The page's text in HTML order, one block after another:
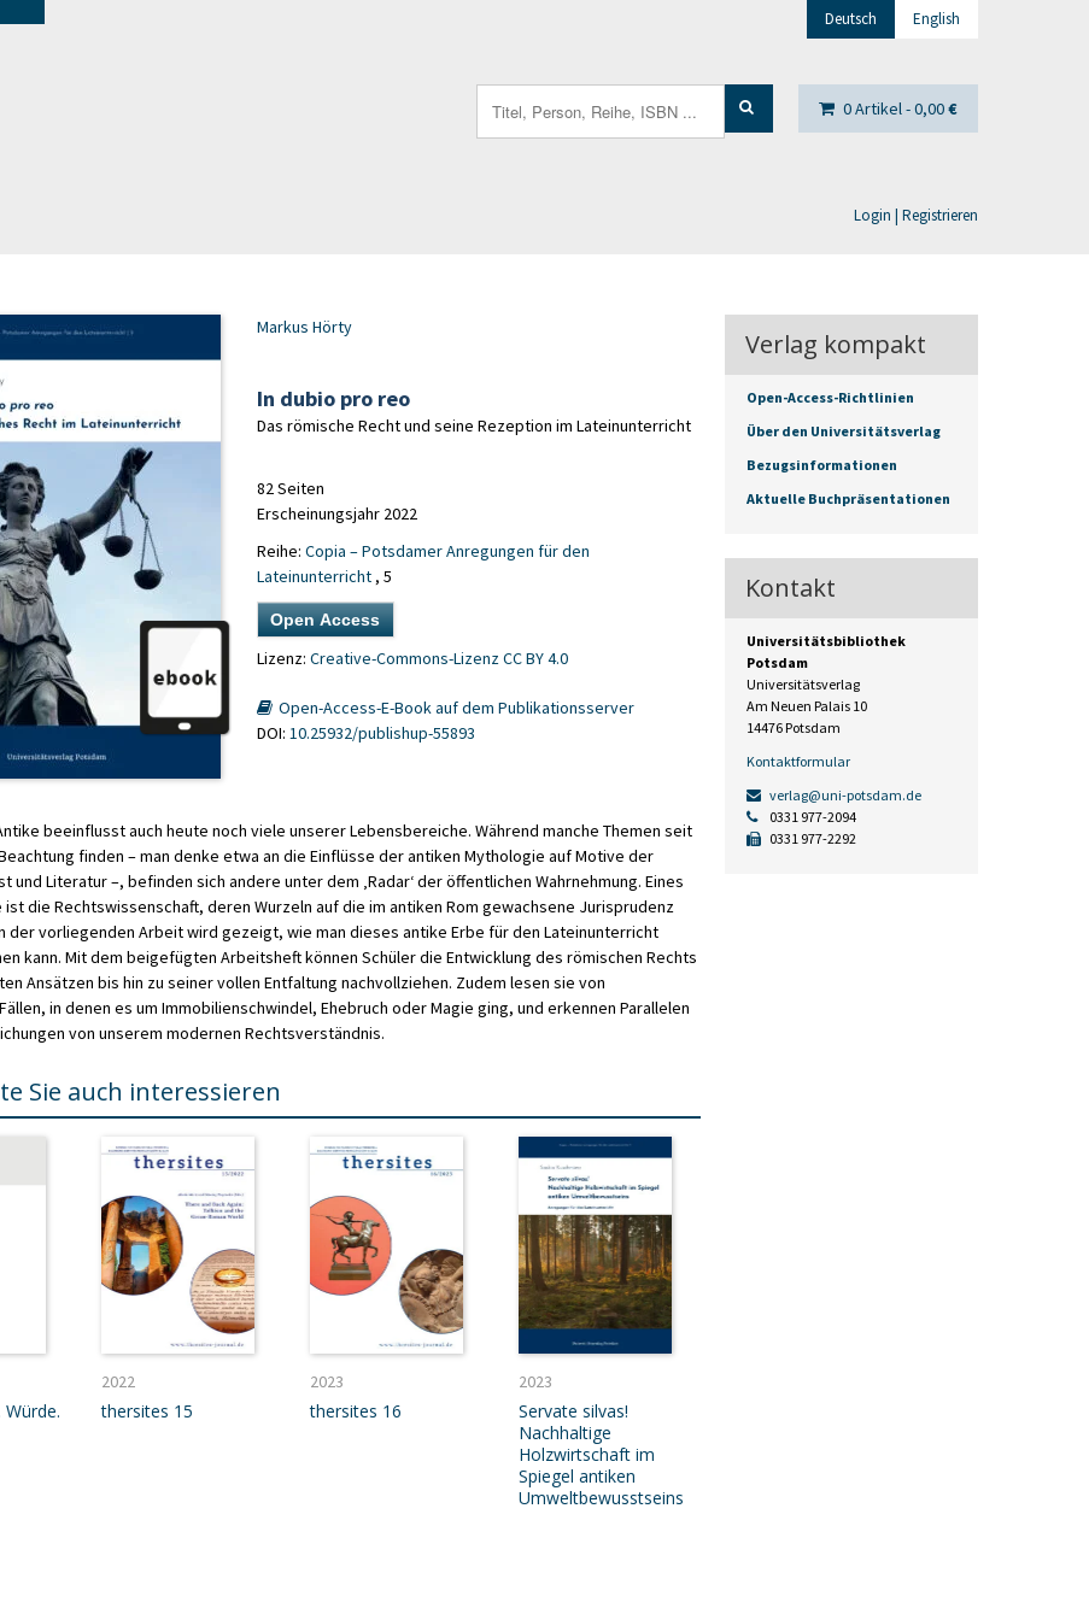
Deutsch English
0 Artikel -0,00€
Login | Registrieren
for:
Markus Hörty
In dubio pro reo
Das römische Recht und seine Rezeption im Lateinunterricht
82 Seiten
Erscheinungsjahr 2022
Reihe: Copia – Potsdamer Anregungen für den
Lateinunterricht, 5
Open Access
Lizenz: Creative-Commons-Lizenz CC BY 4.0
Open-Access-E-Book auf dem Publikationsserver
DOI: 10.25932/publishup-55893
beeinflusst auch heute noch viele unserer Lebensbereiche. Während manche Themen seit
finden – man denke etwa an die Einflüsse der antiken Mythologie auf Motive der
und Literatur –, befinden sich andere unter dem ‚Radar‘ der öffentlichen Wahrnehmung. Eines
die Rechtswissenschaft, deren Wurzeln auf die im antiken Rom gewachsene Jurisprudenz
der vorliegenden Arbeit wird gezeigt, wie man dieses antike Erbe für den Lateinunterricht
kann. Mit dem beigefügten Arbeitsheft können Schüler die Entwicklung des römischen Rechts
Ansätzen bis hin zu seiner vollen Entfaltung nachvollziehen. Zudem lesen sie von
in denen es um Immobilienschwindel, Ehebruch oder Magie ging, und erkennen Parallelen
von unserem modernen Rechtsverständnis.
Sie auch interessieren
2022
thersites 15
2023
thersites 16
2023
Servate silvas!
Nachhaltige
Holzwirtschaft im
Spiegel antiken
Umweltbewusstseins
Verlag kompakt
Open-Access-Richtlinien
Über den Universitätsverlag
Bezugsinformationen
Aktuelle Buchpräsentationen
Kontakt
Universitätsbibliothek
Potsdam
Universitätsverlag
Am Neuen Palais 10
14476 Potsdam
Kontaktformular
verlag@uni-potsdam.de
0331 977-2094
0331 977-2292